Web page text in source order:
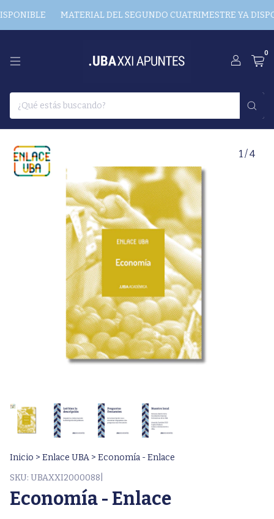
MATERIAL DEL SEGUNDO CUATRIMESTRE YA
0
1/4
Inicio > Enlace UBA > Economía - Enlace
SKU: UBAXXI2000088|
Economía - Enlace